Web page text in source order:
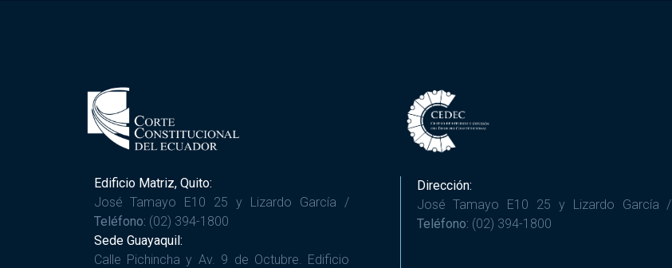
Edificio Matriz, Quito:
José Tamayo E10 25 y Lizardo García /
Teléfono: (02) 394-1800
Sede Guayaquil:
Calle Pichincha y Av. 9 de Octubre. Edificio
Dirección:
José Tamayo E10 25 y Lizardo García /
Teléfono: (02) 394-1800